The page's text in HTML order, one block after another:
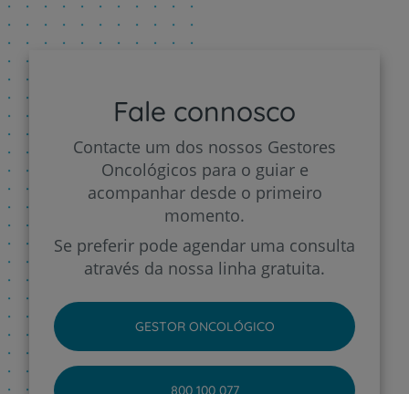
Fale connosco
Contacte um dos nossos Gestores
Oncológicos para o guiar e
acompanhar desde o primeiro
momento.
Se preferir pode agendar uma consulta
através da nossa linha gratuita.
GESTOR ONCOLÓGICO
800 100 077